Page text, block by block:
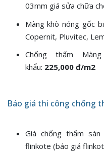
03mm giá sửa chữa
Màng khò nóng gốc
Copernit, Pluvitec,
Chống thấm
khẩu: 225,000 đ/m2
Báo giá thi công chống
Giá chống thấm
flinkote (báo giá